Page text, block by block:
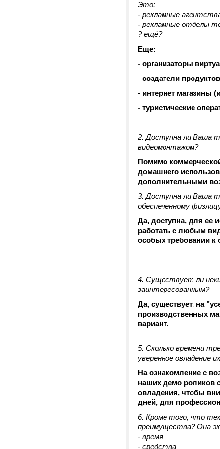
Это:
- рекламные
- рекламные отделы
? ещё?
Еще:
- организаторы
- создатели
- интернет магазины
- туристические
2. Доступна ли Ваша
видеомонтажом?
Помимо
домашнего
дополнительными
3. Доступна ли Ваша
обеспеченному
Да, доступна, для ее
работать с любым
особых требований к
4. Существует ли
заинтересованным?
Да, существует, на
производственных
вариант.
5. Сколько времени
уверенное овладение
На ознакомление с
наших демо роликов
овладения, чтобы
дней, для
6. Кроме того, что
преимущества? Она
- время
- средства